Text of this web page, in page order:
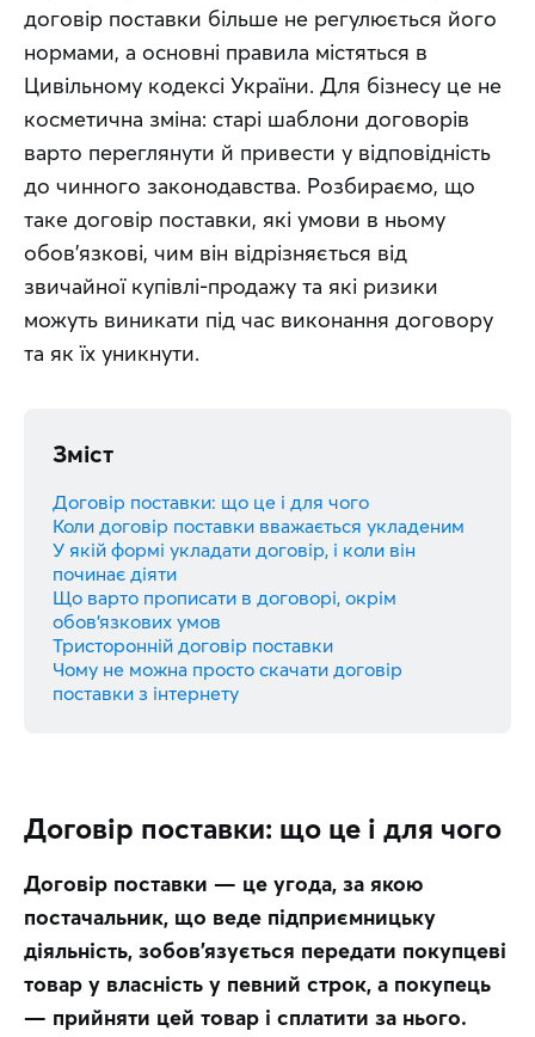
договір поставки більше не регулюється його
нормами, а основні правила містяться в
Цивільному кодексі України. Для бізнесу це не
косметична зміна: старі шаблони договорів
варто переглянути й привести у відповідність
до чинного законодавства. Розбираємо, що
таке договір поставки, які умови в ньому
обов'язкові, чим він відрізняється від
звичайної купівлі-продажу та які ризики
можуть виникати під час виконання договору
та як їх уникнути.
Зміст
Договір поставки: що це і для чого
Коли договір поставки вважається укладеним
У якій формі укладати договір, і коли він
починає діяти
Що варто прописати в договорі, окрім
обов’язкових умов
Тристоронній договір поставки
Чому не можна просто скачати договір
поставки з інтернету
Договір поставки: що це і для чого
Договір поставки — це угода, за якою
постачальник, що веде підприємницьку
діяльність, зобов’язується передати покупцеві
товар у власність у певний строк, а покупець
— прийняти цей товар і сплатити за нього.